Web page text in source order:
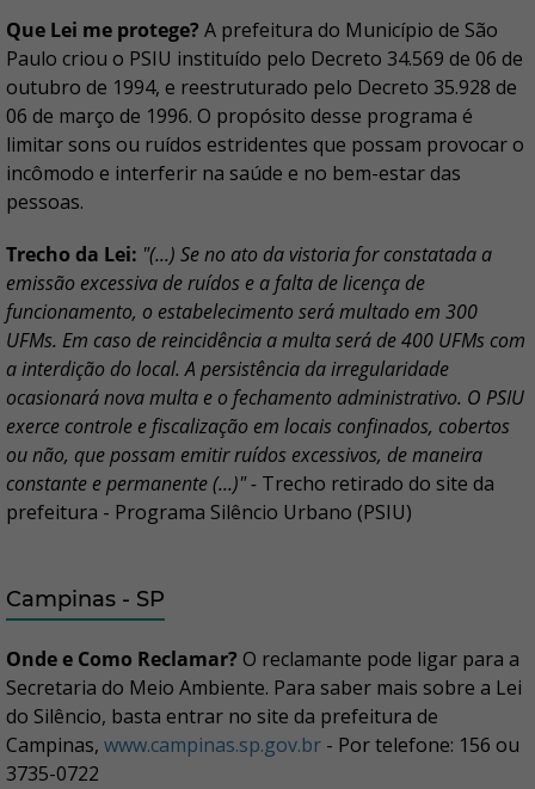
Que Lei me protege? A prefeitura do Município de São
Paulo criou o PSIU instituído pelo Decreto 34.569 de 06 de
outubro de 1994, e reestruturado pelo Decreto 35.928 de
06 de março de 1996. O propósito desse programa é
limitar sons ou ruídos estridentes que possam provocar o
incômodo e interferir na saúde e no bem-estar das
pessoas.
Trecho da Lei: "(...) Se no ato da vistoria for constatada a
emissão excessiva de ruídos e a falta de licença de
funcionamento, o estabelecimento será multado em 300
UFMs. Em caso de reincidência a multa será de 400 UFMs com
a interdição do local. A persistência da irregularidade
ocasionará nova multa e o fechamento administrativo. O PSIU
exerce controle e fiscalização em locais confinados, cobertos
ou não, que possam emitir ruídos excessivos, de maneira
constante e permanente (...)" - Trecho retirado do site da
prefeitura - Programa Silêncio Urbano (PSIU)
Campinas - SP
Onde e Como Reclamar? O reclamante pode ligar para a
Secretaria do Meio Ambiente. Para saber mais sobre a Lei
do Silêncio, basta entrar no site da prefeitura de
Campinas, www.campinas.sp.gov.br - Por telefone: 156 ou
3735-0722